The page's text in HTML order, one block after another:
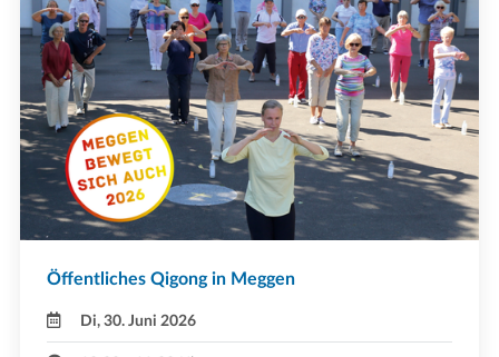
Öffentliches Qigong in Meggen
Di, 30. Juni 2026